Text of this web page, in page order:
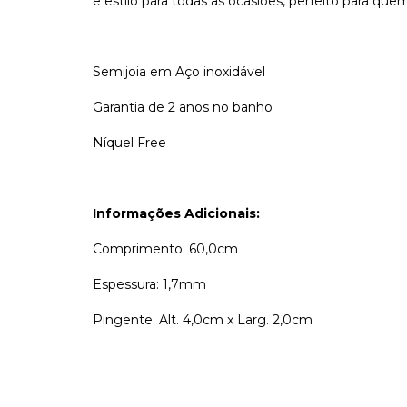
Semijoia em Aço inoxidável
Garantia de 2 anos no banho
Níquel Free
Informações Adicionais:
Comprimento: 60,0cm
Espessura: 1,7mm
Pingente: Alt. 4,0cm x Larg. 2,0cm